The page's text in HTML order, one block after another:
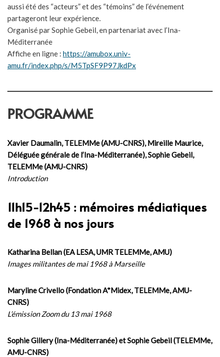
aussi été des “acteurs” et des “témoins” de l’événement
partageront leur expérience.
Organisé par Sophie Gebeil, en partenariat avec l’Ina-
Méditerranée
Affiche en ligne : https://amubox.univ-
amu.fr/index.php/s/M5TpSF9P97JkdPx
PROGRAMME
Xavier Daumalin, TELEMMe (AMU-CNRS), Mireille Maurice,
Déléguée générale de l’Ina-Méditerranée), Sophie Gebeil,
TELEMMe (AMU-CNRS)
Introduction
11h15-12h45 : mémoires médiatiques
de 1968 à nos jours
Katharina Bellan (EA LESA, UMR TELEMMe, AMU)
Images militantes de mai 1968 à Marseille
Maryline Crivello (Fondation A*Midex, TELEMMe, AMU-
CNRS)
L’émission Zoom du 13 mai 1968
Sophie Gillery (Ina-Méditerranée) et Sophie Gebeil (TELEMMe,
AMU-CNRS)